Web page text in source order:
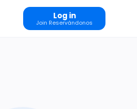
Log in
Join Reservándonos